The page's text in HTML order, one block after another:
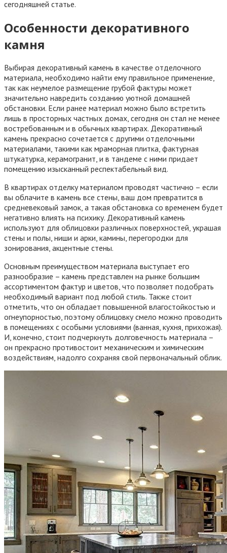
сегодняшней статье.
Особенности декоративного
камня
Выбирая декоративный камень в качестве отделочного
материала, необходимо найти ему правильное применение,
так как неумелое размещение грубой фактуры может
значительно навредить созданию уютной домашней
обстановки. Если ранее материал можно было встретить
лишь в просторных частных домах, сегодня он стал не менее
востребованным и в обычных квартирах. Декоративный
камень прекрасно сочетается с другими отделочными
материалами, такими как мраморная плитка, фактурная
штукатурка, керамогранит, и в тандеме с ними придает
помещению изысканный респектабельный вид.
В квартирах отделку материалом проводят частично – если
вы облачите в камень все стены, ваш дом превратится в
средневековый замок, а такая обстановка со временем будет
негативно влиять на психику. Декоративный камень
используют для облицовки различных поверхностей, украшая
стены и полы, ниши и арки, камины, перегородки для
зонирования, акцентные стены.
Основным преимуществом материала выступает его
разнообразие – камень представлен на рынке большим
ассортиментом фактур и цветов, что позволяет подобрать
необходимый вариант под любой стиль. Также стоит
отметить, что он обладает повышенной влагостойкостью и
огнеупорностью, поэтому облицовку смело можно проводить
в помещениях с особыми условиями (ванная, кухня, прихожая).
И, конечно, стоит подчеркнуть долговечность материала –
он прекрасно противостоит механическим и химическим
воздействиям, надолго сохраняя свой первоначальный облик.